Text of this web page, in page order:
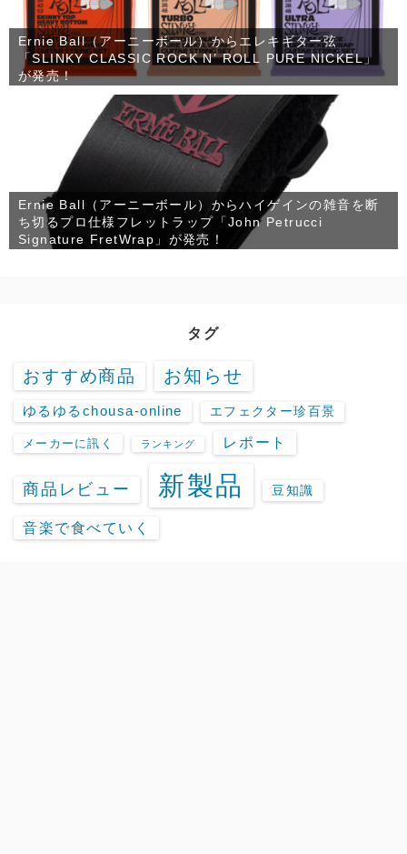
Ernie Ball（アーニーボール）からエレキギター弦
「SLINKY CLASSIC ROCK N’ ROLL PURE NICKEL」
が発売！
Ernie Ball（アーニーボール）からハイゲインの雑音を断
ち切るプロ仕様フレットラップ「John Petrucci
Signature FretWrap」が発売！
タグ
おすすめ商品 お知らせ
ゆるゆるchousa-online エフェクター珍百景
メーカーに訊く ランキング レポート
商品レビュー 新製品 豆知識
音楽で食べていく